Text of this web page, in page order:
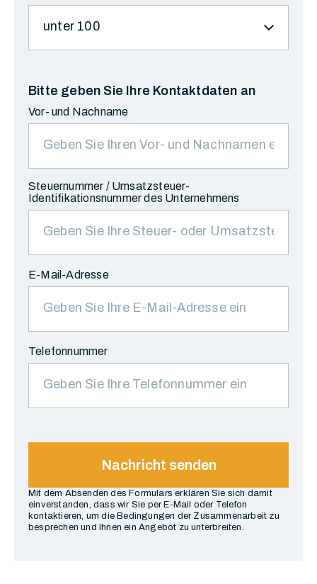
Bitte geben Sie Ihre Kontaktdaten an
Vor- und Nachname
Steuernummer / Umsatzsteuer-
Identifikationsnummer des Unternehmens
E-Mail-Adresse
Telefonnummer
Mit dem Absenden des Formulars erklären Sie sich damit
einverstanden, dass wir Sie per E-Mail oder Telefon
kontaktieren, um die Bedingungen der Zusammenarbeit zu
besprechen und Ihnen ein Angebot zu unterbreiten.
Nachricht senden